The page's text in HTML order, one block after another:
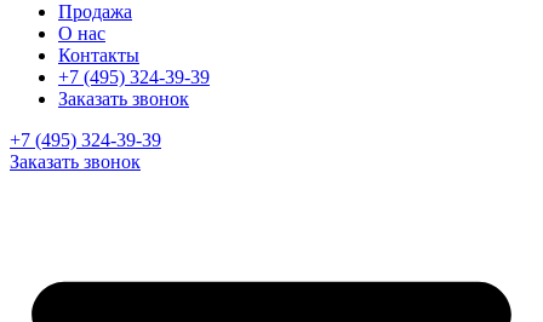
Продажа
О нас
Контакты
+7 (495) 324-39-39
Заказать звонок
+7 (495) 324-39-39
Заказать звонок